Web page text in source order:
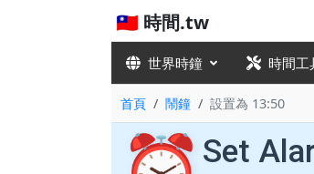
🇹🇼 時間.tw
世界時鐘 時間工
首頁 鬧鐘 設置為 13:50
Set